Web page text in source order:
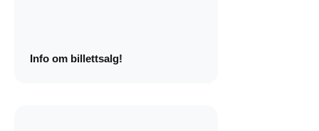
Info om billettsalg!